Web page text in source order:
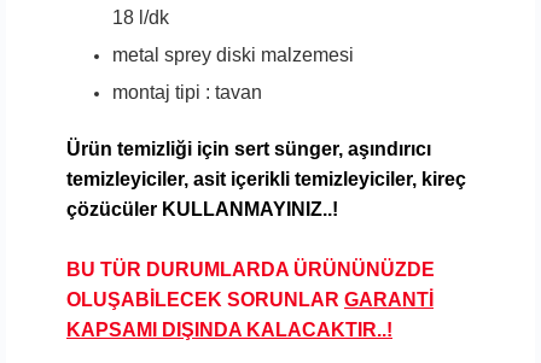
18 l/dk
metal sprey diski malzemesi
montaj tipi : tavan
Ürün temizliği için sert sünger, aşındırıcı
temizleyiciler, asit içerikli temizleyiciler, kireç
çözücüler KULLANMAYINIZ..!
BU TÜR DURUMLARDA ÜRÜNÜNÜZDE
OLUŞABİLECEK SORUNLAR GARANTİ
KAPSAMI DIŞINDA KALACAKTIR..!